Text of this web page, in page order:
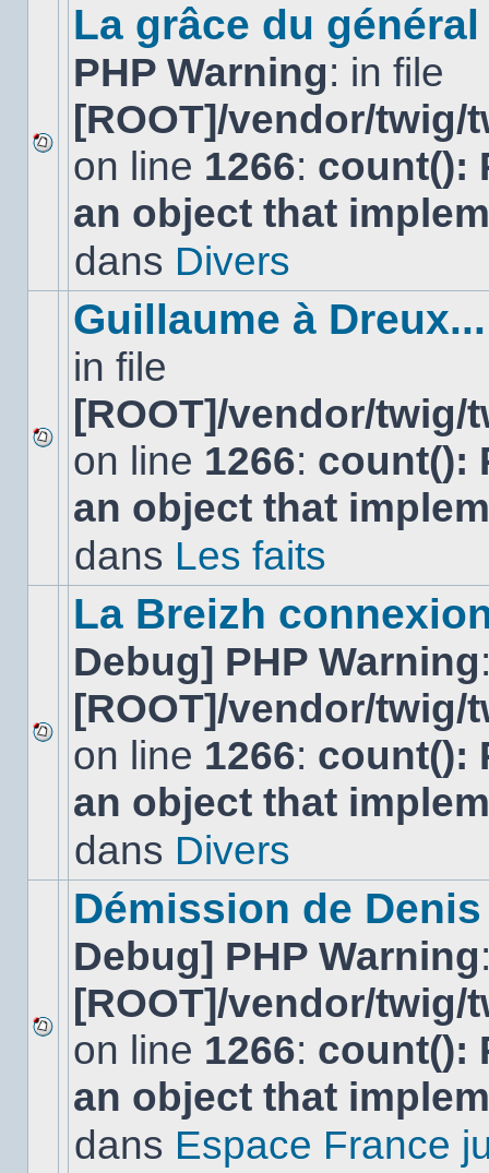
Aucun
nouveau
message
non-
dans
La grâce du
PHP Warning: in file
[ROOT]/vendor/
on line 1266: count():
an object that
dans Divers
Aucun
nouveau
message
non-
dans
Guillaume à Dreux...
in file
[ROOT]/vendor/
on line 1266: count():
an object that
dans Les faits
Aucun
nouveau
message
non-
dans
La Breizh
Debug] PHP Warning
[ROOT]/vendor/
on line 1266: count():
an object that
dans Divers
Aucun
nouveau
message
non-
dans
Démission de
Debug] PHP Warning
[ROOT]/vendor/
on line 1266: count():
an object that
dans Espace France